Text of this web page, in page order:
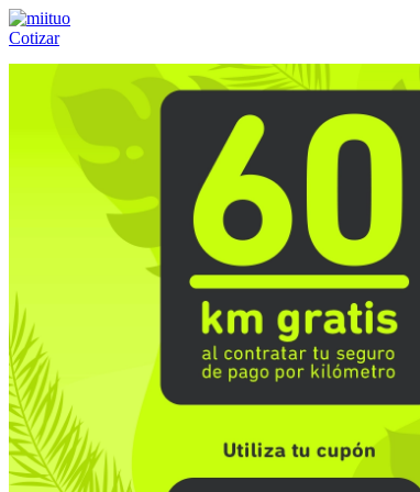
Cotizar
(55) 84-21-05-00ó800-953-00-59